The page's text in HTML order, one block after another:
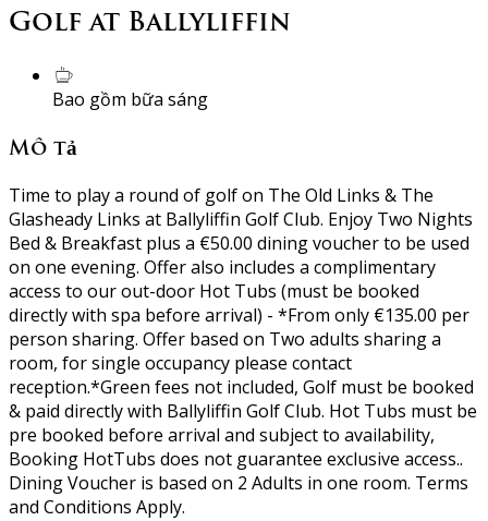
Golf at Ballyliffin
Bao gồm bữa sáng
Mô tả
Time to play a round of golf on The Old Links & The
Glasheady Links at Ballyliffin Golf Club. Enjoy Two Nights
Bed & Breakfast plus a €50.00 dining voucher to be used
on one evening. Offer also includes a complimentary
access to our out-door Hot Tubs (must be booked
directly with spa before arrival) - *From only €135.00 per
person sharing. Offer based on Two adults sharing a
room, for single occupancy please contact
reception.*Green fees not included, Golf must be booked
& paid directly with Ballyliffin Golf Club. Hot Tubs must be
pre booked before arrival and subject to availability,
Booking HotTubs does not guarantee exclusive access..
Dining Voucher is based on 2 Adults in one room. Terms
and Conditions Apply.